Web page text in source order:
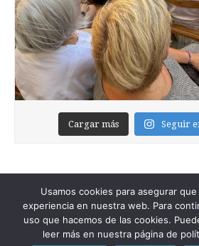
Cargar más Seguir
Copyright © 2026 Foixblog . All
Usamos cookies para asegurar
experiencia en nuestra web. Para
uso que hacemos de las cookies.
leer más en nuestra página de